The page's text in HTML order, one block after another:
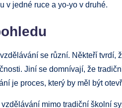
v jedné ruce a yo-yo v druhé.
se různí. Někteří
Jiní se domnívají, že
je proces, který by měl být
mimo tradiční školní